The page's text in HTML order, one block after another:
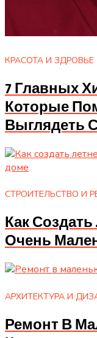
КРАСОТА И ЗДРОВЬЕ
7 Главных
Которые
Выглядеть
СТРОИТЕЛЬСТВО И
Как
Очень
АРХИТЕКТУРА И
Ремонт В